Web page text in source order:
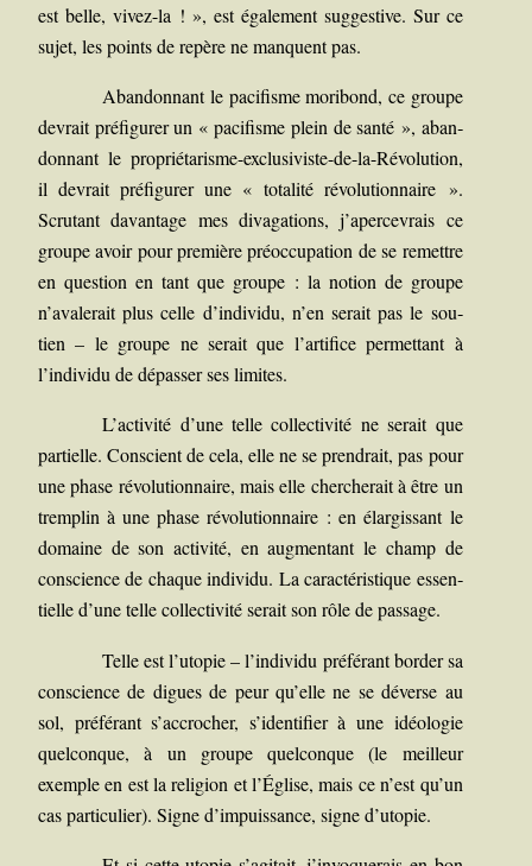
est belle, vivez-la ! », est éga­le­ment sug­ges­tive. Sur ce
sujet, les points de repère ne manquent pas.
Aban­don­nant le paci­fisme mori­bond, ce groupe
devrait pré­fi­gu­rer un « paci­fisme plein de san­té », aban­
don­nant le pro­prié­ta­risme-exclu­si­viste-de-la-Révo­lu­tion,
il devrait pré­fi­gu­rer une « tota­li­té révo­lu­tion­naire ».
Scru­tant davan­tage mes diva­ga­tions, j’apercevrais ce
groupe avoir pour pre­mière pré­oc­cu­pa­tion de se remettre
en ques­tion en tant que groupe : la notion de groupe
n’avalerait plus celle d’individu, n’en serait pas le sou­
tien – le groupe ne serait que l’artifice per­met­tant à
l’individu de dépas­ser ses limites.
L’activité d’une telle col­lec­ti­vi­té ne serait que
par­tielle. Conscient de cela, elle ne se pren­drait, pas pour
une phase révo­lu­tion­naire, mais elle cher­che­rait à être un
trem­plin à une phase révo­lu­tion­naire : en élar­gis­sant le
domaine de son acti­vi­té, en aug­men­tant le champ de
conscience de chaque indi­vi­du. La carac­té­ris­tique essen­
tielle d’une telle col­lec­ti­vi­té serait son rôle de passage.
Telle est l’utopie – l’individu pré­fé­rant bor­der sa
conscience de digues de peur qu’elle ne se déverse au
sol, pré­fé­rant s’accrocher, s’identifier à une idéo­lo­gie
quel­conque, à un groupe quel­conque (le meilleur
exemple en est la reli­gion et l’Église, mais ce n’est qu’un
cas par­ti­cu­lier). Signe d’impuissance, signe d’utopie.